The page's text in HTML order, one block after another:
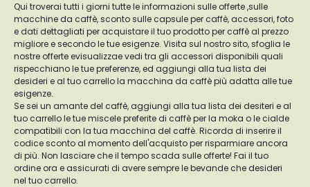
Qui troverai tutti i giorni tutte le informazioni sulle offerte ,sulle
macchine da caffè, sconto sulle capsule per caffè, accessori, foto
e dati dettagliati per acquistare il tuo prodotto per caffè al prezzo
migliore e secondo le tue esigenze. Visita sul nostro sito, sfoglia le
nostre offerte evisualizzae vedi tra gli accessori disponibili quali
rispecchiano le tue preferenze, ed aggiungi alla tua lista dei
desideri e al tuo carrello la macchina da caffè più adatta alle tue
esigenze.
Se sei un amante del caffè, aggiungi alla tua lista dei desiteri e al
tuo carrello le tue miscele preferite di caffè per la moka o le cialde
compatibili con la tua macchina del caffè. Ricorda di inserire il
codice sconto al momento dell'acquisto per risparmiare ancora
di più. Non lasciare che il tempo scada sulle offerte! Fai il tuo
ordine ora e assicurati di avere sempre le bevande che desideri
nel tuo carrello.